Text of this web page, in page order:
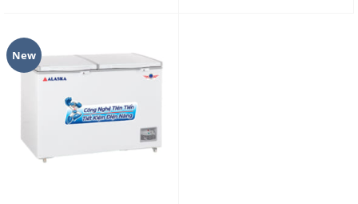
New